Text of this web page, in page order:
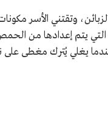
وتقتني الأسر
يتم إعدادها من
يغلي يُترك مغطى على